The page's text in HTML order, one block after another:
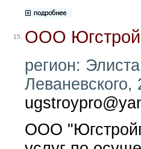
15. ООО
регион:
ООО